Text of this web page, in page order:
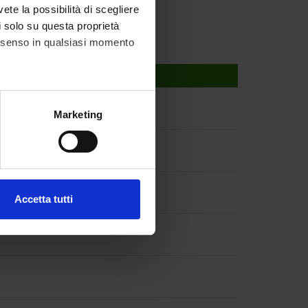
la possibilità di scegliere
su questa proprietà
in qualsiasi momento
metro,
che hai fornito loro o
Marketing
Accetta tutti